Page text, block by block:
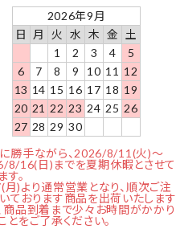
2026年9月
日
月 火 水 木 金
土
1
2 3 4
5
6
7 8 9 10 11 12
13 14 15 16 17 18 19
20 21 22 23 24 25 26
27 28 29 30
勝手ながら、2026/8/11(火)～
8/16(日)までを夏期休暇とさせて
す。
)より通常営業となり、順次ご注
ております商品を出荷いたします
商品到着まで少々お時間がかかり
とをご了承ください。